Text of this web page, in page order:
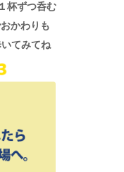
杯ずつ呑む
かわりも
てみてね